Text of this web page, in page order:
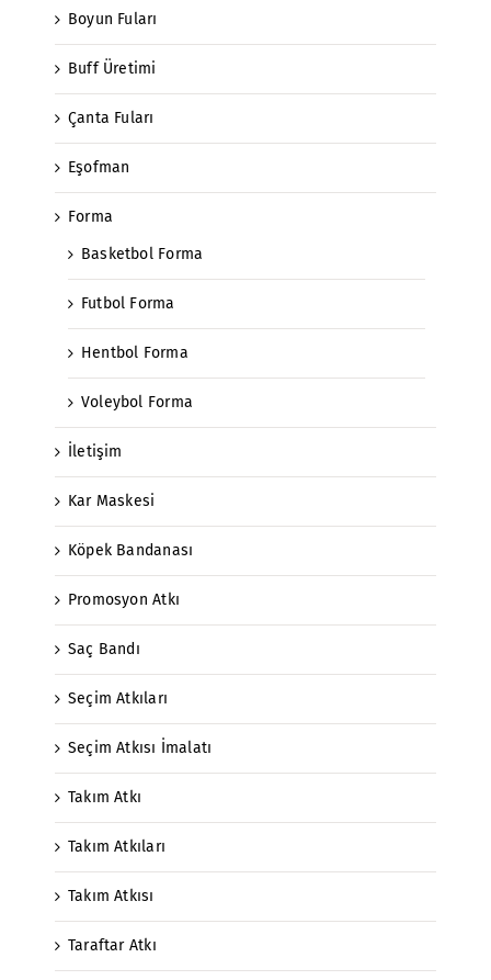
Boyun Fuları
Buff Üretimi
Çanta Fuları
Eşofman
Forma
Basketbol Forma
Futbol Forma
Hentbol Forma
Voleybol Forma
İletişim
Kar Maskesi
Köpek Bandanası
Promosyon Atkı
Saç Bandı
Seçim Atkıları
Seçim Atkısı İmalatı
Takım Atkı
Takım Atkıları
Takım Atkısı
Taraftar Atkı